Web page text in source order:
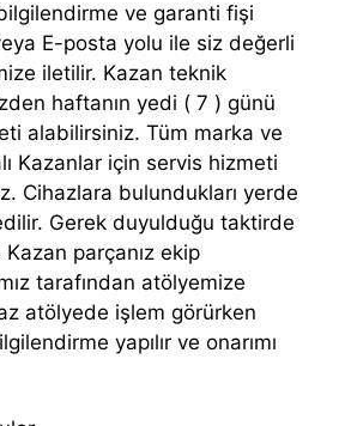
ve garanti fişi
E-posta yolu ile siz değerli
iletilir. Kazan teknik
haftanın yedi ( 7 ) günü
alabilirsiniz. Tüm marka ve
Kazanlar için servis hizmeti
Cihazlara bulundukları yerde
Gerek duyulduğu taktirde
parçanız ekip
tarafından atölyemize
atölyede işlem görürken
yapılır ve onarımı